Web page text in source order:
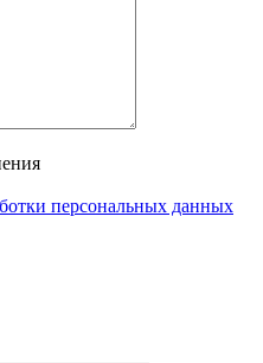
персональных данных